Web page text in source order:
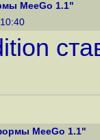
MeeGo 1.1"
MeeGo 1.1"